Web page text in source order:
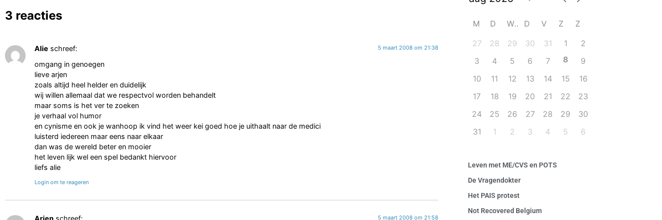
3 reacties
Alie schreef: 5 maart 2008 om 21:38
omgang in genoegen
lieve arjen
zoals altijd heel helder en duidelijk
wij willen allemaal dat we respectvol worden behandelt
maar soms is het ver te zoeken
je verhaal vol humor
en cynisme en ook je wanhoop ik vind het weer kei goed hoe je uithaalt naar de medici
luisterd iedereen maar eens naar elkaar
dan was de wereld beter en mooier
het leven lijk wel een spel bedankt hiervoor
liefs alie
Login om te reageren
Arjen schreef: 5 maart 2008 om 21:58
M D W D V Z
Z
27
28 29 30 31 1
2
3
4 5 6 7 8
9
10
11 12 13 14 15
16
17
18 19 20 21 22
23
24
25 26 27 28 29
30
31
1 2 3 4 5 6
Leven met ME/CVS en POTS
De Vragendokter
Het PAIS protest
Not Recovered Belgium